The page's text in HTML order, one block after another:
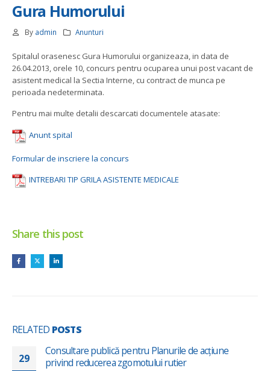
Gura Humorului
By admin Anunturi
Spitalul orasenesc Gura Humorului organizeaza, in data de
26.04.2013, orele 10, concurs pentru ocuparea unui post vacant de
asistent medical la Sectia Interne, cu contract de munca pe
perioada nedeterminata.
Pentru mai multe detalii descarcati documentele atasate:
Anunt spital
Formular de inscriere la concurs
INTREBARI TIP GRILA ASISTENTE MEDICALE
Share this post
RELATED POSTS
29
Consultare publică pentru Planurile de acțiune
privind reducerea zgomotului rutier